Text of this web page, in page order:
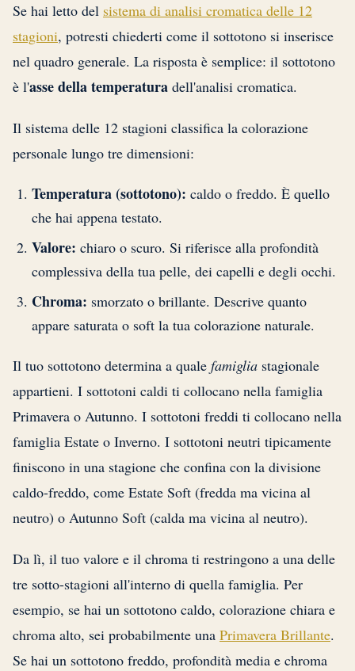
Se hai letto del sistema di analisi cromatica delle 12
stagioni, potresti chiederti come il sottotono si inserisce
nel quadro generale. La risposta è semplice: il sottotono
è l'asse della temperatura dell'analisi cromatica.
Il sistema delle 12 stagioni classifica la colorazione
personale lungo tre dimensioni:
Temperatura (sottotono): caldo o freddo. È quello
che hai appena testato.
Valore: chiaro o scuro. Si riferisce alla profondità
complessiva della tua pelle, dei capelli e degli occhi.
Chroma: smorzato o brillante. Descrive quanto
appare saturata o soft la tua colorazione naturale.
Il tuo sottotono determina a quale famiglia stagionale
appartieni. I sottotoni caldi ti collocano nella famiglia
Primavera o Autunno. I sottotoni freddi ti collocano nella
famiglia Estate o Inverno. I sottotoni neutri tipicamente
finiscono in una stagione che confina con la divisione
caldo-freddo, come Estate Soft (fredda ma vicina al
neutro) o Autunno Soft (calda ma vicina al neutro).
Da lì, il tuo valore e il chroma ti restringono a una delle
tre sotto-stagioni all'interno di quella famiglia. Per
esempio, se hai un sottotono caldo, colorazione chiara e
chroma alto, sei probabilmente una Primavera Brillante.
Se hai un sottotono freddo, profondità media e chroma